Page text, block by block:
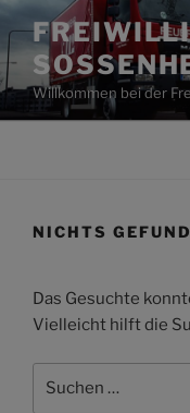
Zum
Inhalt
springen
Willkommen bei der
NICHTS
Das Gesuchte
Vielleicht hilft die